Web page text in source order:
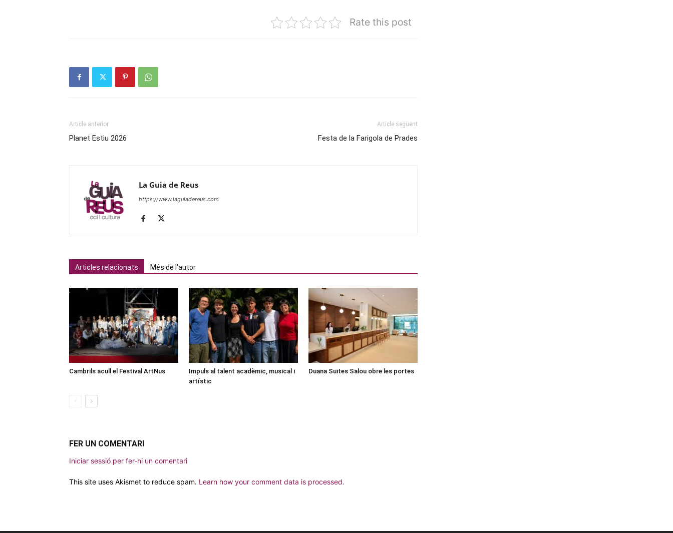
Rate this post
Article anterior
Planet Estiu 2026
Article següent
Festa de la Farigola de Prades
La Guia de Reus
https://www.laguiadereus.com
Articles relacionats Més de l'autor
Cambrils acull el Festival ArtNus
Impuls al talent acadèmic, musical i
artístic
Duana Suites Salou obre les portes
FER UN COMENTARI
Iniciar sessió per fer-hi un comentari
This site uses Akismet to reduce spam. Learn how your comment data is processed.